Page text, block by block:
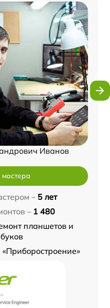
Иванов
– 5 лет
– 1 480
планшетов и